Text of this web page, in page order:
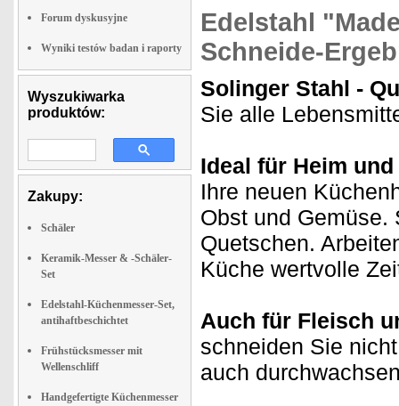
Forum dyskusyjne
Wyniki testów badan i raporty
Wyszukiwarka
produktów:
Zakupy:
Schäler
Keramik-Messer & -Schäler-
Set
Edelstahl-Küchenmesser-Set,
antihaftbeschichtet
Frühstücksmesser mit
Wellenschliff
Handgefertigte Küchenmesser
Edelstahl
Schneide-
Solinger Stahl -
Sie alle
Ideal für Heim
Ihre neuen
Obst und Gemüse.
Quetschen.
Küche wertvolle
Auch für Fleisch
schneiden Sie
auch